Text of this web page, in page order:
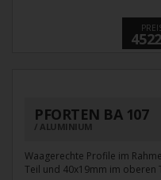
PFORTEN BA 107
ALUMINIUM
Waagerechte Profile im
Teil und 40x19mm im oberen